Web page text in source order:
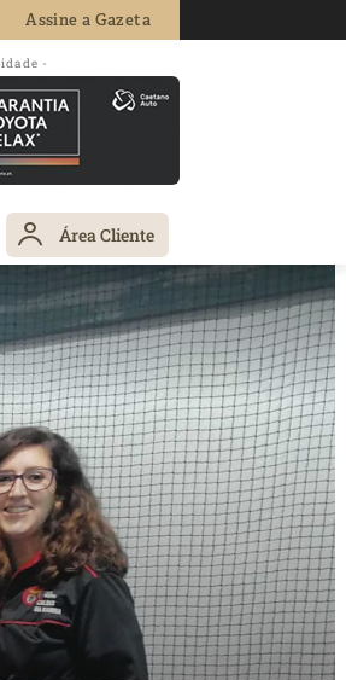
Assine a Gazeta
-
Área Cliente